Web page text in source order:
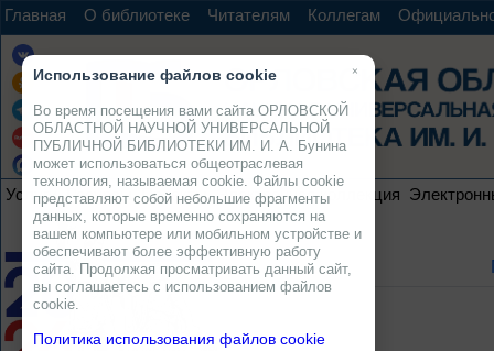
Главная О библиотеке Читателям Коллегам
Услуги Ресурсы Проекты Электронная коллекция
×
Использование файлов cookie
Во время посещения вами сайта ОРЛОВСКОЙ
ОБЛАСТНОЙ НАУЧНОЙ УНИВЕРСАЛЬНОЙ
ПУБЛИЧНОЙ БИБЛИОТЕКИ ИМ. И. А. Бунина
может использоваться общеотраслевая
технология, называемая cookie. Файлы cookie
представляют собой небольшие фрагменты
данных, которые временно сохраняются на
вашем компьютере или мобильном устройстве и
обеспечивают более эффективную работу
сайта. Продолжая просматривать данный сайт,
вы соглашаетесь с использованием файлов
cookie.
Политика использования файлов cookie